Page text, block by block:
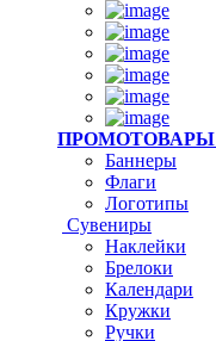
ПРОМОТОВАРЫ
Баннеры
Флаги
Логотипы
Сувениры
Наклейки
Брелоки
Календари
Кружки
Ручки